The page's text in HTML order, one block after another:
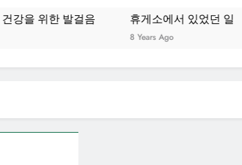
을 위한 발걸음 휴게소에서 있었던 일
8 Years Ago